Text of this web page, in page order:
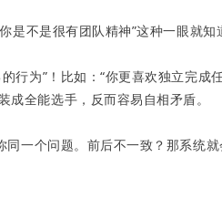
是不是很有团队精神”这种一眼就
行为”！比如：“你更喜欢独立完成
全能选手，反而容易自相矛盾。
一个问题。前后不一致？那系统就